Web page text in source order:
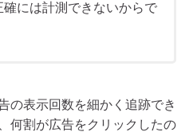
確には計測できないからで
の表示回数を細かく追跡でき
何割が広告をクリックしたの